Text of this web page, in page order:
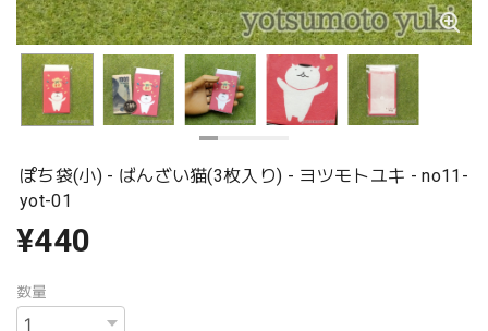
ぽち袋(小) - ばんざい猫(3枚入り) - ヨツモトユキ - no11-
yot-01
¥440
数量